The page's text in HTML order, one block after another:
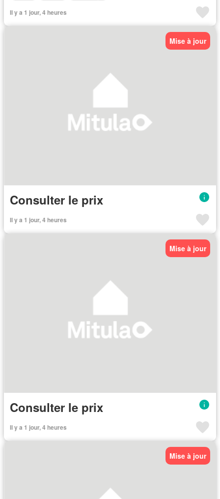
Il y a 1 jour, 4 heures
Mise à jour
Consulter le prix
Il y a 1 jour, 4 heures
Mise à jour
Consulter le prix
Il y a 1 jour, 4 heures
Mise à jour